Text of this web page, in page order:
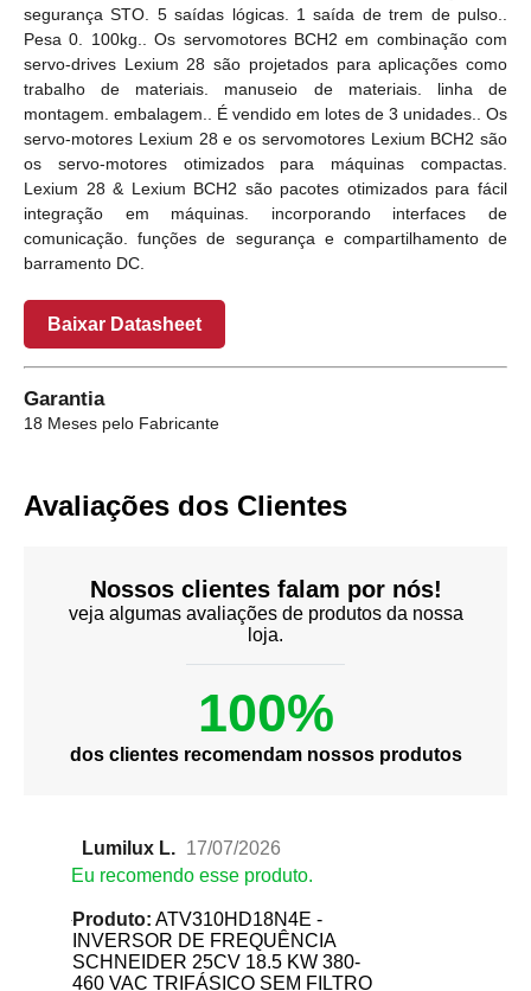
segurança STO. 5 saídas lógicas. 1 saída de trem de pulso..
Pesa 0. 100kg.. Os servomotores BCH2 em combinação com
servo-drives Lexium 28 são projetados para aplicações como
trabalho de materiais. manuseio de materiais. linha de
montagem. embalagem.. É vendido em lotes de 3 unidades.. Os
servo-motores Lexium 28 e os servomotores Lexium BCH2 são
os servo-motores otimizados para máquinas compactas.
Lexium 28 & Lexium BCH2 são pacotes otimizados para fácil
integração em máquinas. incorporando interfaces de
comunicação. funções de segurança e compartilhamento de
barramento DC.
Baixar Datasheet
Garantia
18 Meses pelo Fabricante
Avaliações dos Clientes
Nossos clientes falam por nós!
veja algumas avaliações de produtos da nossa
loja.
100%
dos clientes recomendam nossos produtos
Lumilux L. 17/07/2026
Eu recomendo esse produto.
Produto: ATV310HD18N4E -
INVERSOR DE FREQUÊNCIA
SCHNEIDER 25CV 18.5 KW 380-
460 VAC TRIFÁSICO SEM FILTRO